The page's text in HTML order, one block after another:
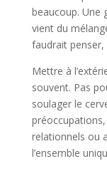
beaucoup. Une
vient du
faudrait penser,
Mettre à
souvent. Pas
soulager le
relationnels ou
l’ensemble